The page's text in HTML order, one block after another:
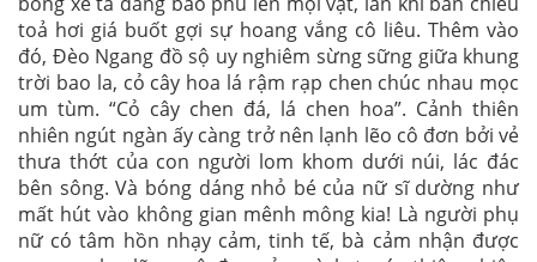
toả hơi giá buốt gợi sự hoang vắng cô liêu. Thêm vào
đó, Đèo Ngang đồ sộ uy nghiêm sừng sững giữa khung
trời bao la, cỏ cây hoa lá rậm rạp chen chúc nhau mọc
um tùm. “Cỏ cây chen đá, lá chen hoa”. Cảnh thiên
nhiên ngút ngàn ấy càng trở nên lạnh lẽo cô đơn bởi vẻ
thưa thớt của con người lom khom dưới núi, lác đác
bên sông. Và bóng dáng nhỏ bé của nữ sĩ dường như
mất hút vào không gian mênh mông kia! Là người phụ
nữ có tâm hồn nhạy cảm, tinh tế, bà cảm nhận được